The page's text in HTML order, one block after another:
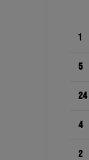
1
5
24
4
2